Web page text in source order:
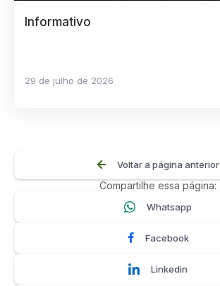
Informativo
29 de julho de 2026
Voltar a página anterior
Compartilhe essa página:
Whatsapp
Facebook
Linkedin